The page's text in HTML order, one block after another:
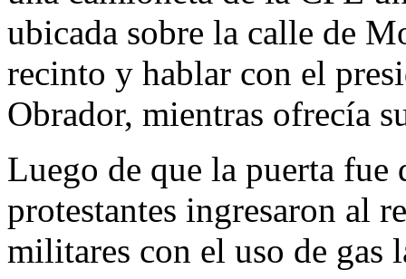
ubicada sobre la calle de
recinto y hablar con el
Obrador, mientras ofrecía
Luego de que la puerta fue
protestantes ingresaron al
militares con el uso de gas